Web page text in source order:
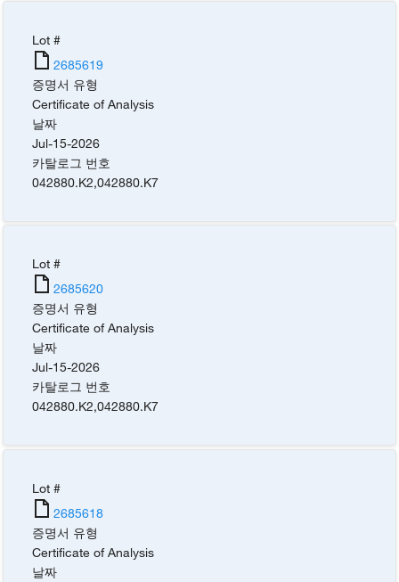
Lot #
2685619
증명서 유형
Certificate of Analysis
날짜
Jul-15-2026
카탈로그 번호
042880.K2,042880.K7
Lot #
2685620
증명서 유형
Certificate of Analysis
날짜
Jul-15-2026
카탈로그 번호
042880.K2,042880.K7
Lot #
2685618
증명서 유형
Certificate of Analysis
날짜